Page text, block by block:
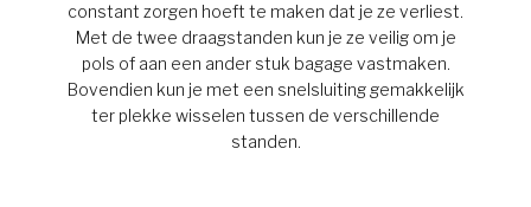
constant zorgen hoeft te maken dat je ze verliest.
Met de twee draagstanden kun je ze veilig om je
pols of aan een ander stuk bagage vastmaken.
Bovendien kun je met een snelsluiting gemakkelijk
ter plekke wisselen tussen de verschillende
standen.